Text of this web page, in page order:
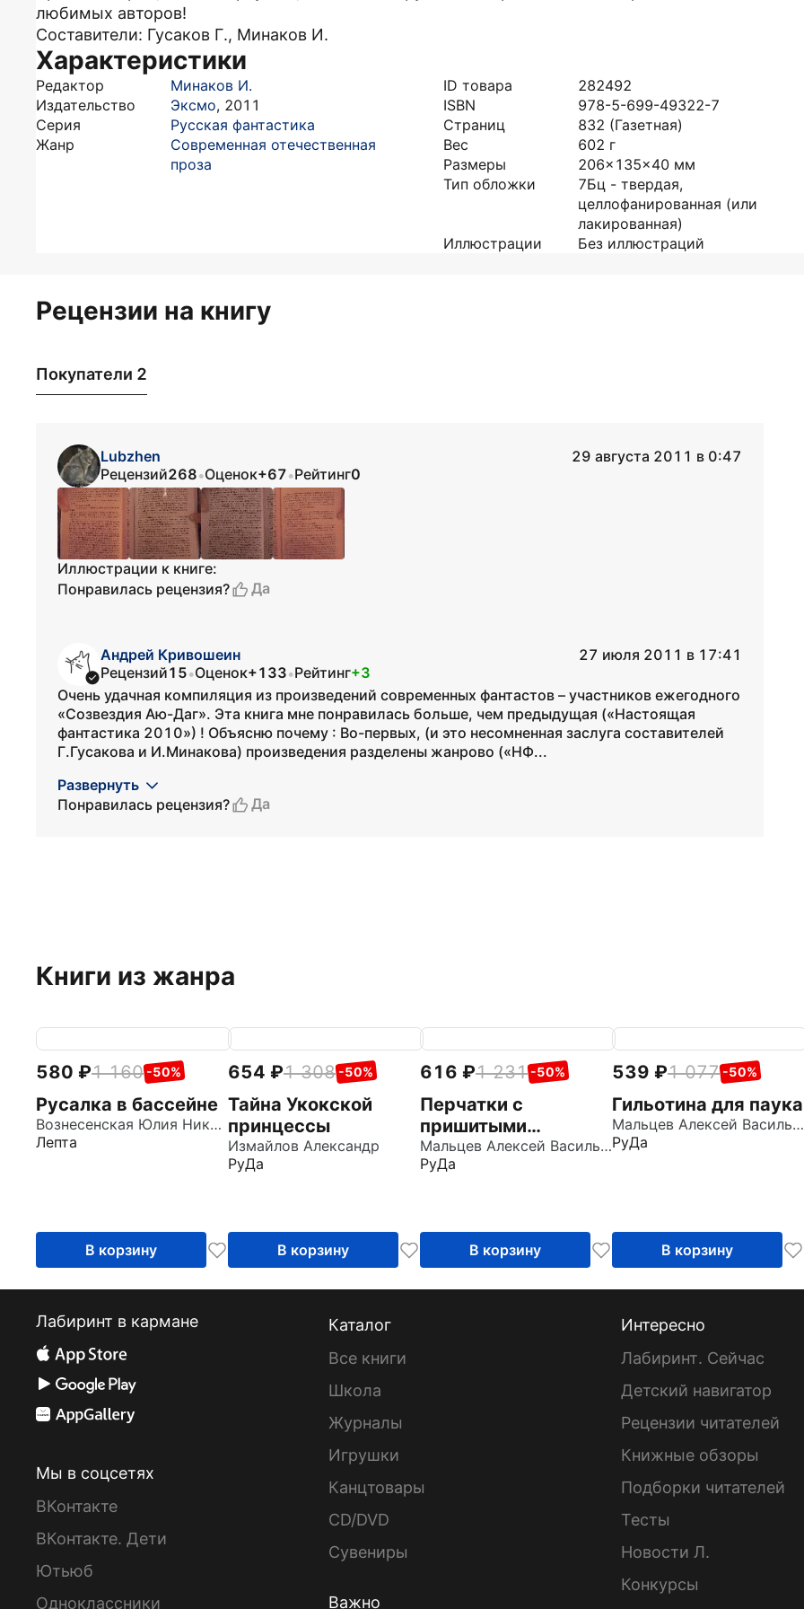
любимых авторов!
Составители: Гусаков Г., Минаков И.
Характеристики
Редактор
Минаков И.
Издательство
Эксмо, 2011
Серия
Русская фантастика
Жанр
Современная отечественная
проза
ID товара
282492
ISBN
978-5-699-49322-7
Страниц
832 (Газетная)
Вес
602 г
Размеры
206x135x40 мм
Тип обложки
7Бц - твердая,
целлофанированная (или
лакированная)
Иллюстрации
Без иллюстраций
Рецензии на книгу
Покупатели 2
Lubzhen
29 августа 2011 в 0:47
Рецензий268•Оценок+67•Рейтинг0
Иллюстрации к книге:
Понравилась рецензия?
Да
Андрей Кривошеин
27 июля 2011 в 17:41
Рецензий15•Оценок+133•Рейтинг+3
Очень удачная компиляция из произведений современных фантастов – участников ежегодного
«Созвездия Аю-Даг». Эта книга мне понравилась больше, чем предыдущая («Настоящая
фантастика 2010») ! Объясню почему : Во-первых, (и это несомненная заслуга составителей
Г.Гусакова и И.Минакова) произведения разделены жанрово («НФ...
Развернуть
Понравилась рецензия?
Да
Книги из жанра
580 1 160 -50%
Русалка в бассейне
Вознесенская Юлия Николаевна
Лепта
В корзину
654 1 308 -50%
Тайна Укокской
принцессы
Измайлов Александр
РуДа
В корзину
616 1 231 -50%
Перчатки с
пришитыми
пальцами
Мальцев Алексей Васильевич
РуДа
В корзину
539 1 077 -50%
Гильотина для паука
Мальцев Алексей Васильевич
РуДа
В корзину
Лабиринт в кармане
Мы в соцсетях
ВКонтакте
ВКонтакте. Дети
Ютьюб
Одноклассники
Каталог
Все книги
Школа
Журналы
Игрушки
Канцтовары
CD/DVD
Сувениры
Важно
Интересно
Лабиринт. Сейчас
Детский навигатор
Рецензии читателей
Книжные обзоры
Подборки читателей
Тесты
Новости Л.
Конкурсы